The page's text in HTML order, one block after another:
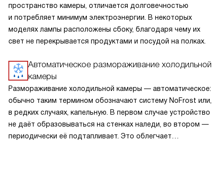
пространство камеры, отличается долговечностью
и потребляет минимум электроэнергии. В некоторых
моделях лампы расположены сбоку, благодаря чему их
свет не перекрывается продуктами и посудой на полках.
Автоматическое размораживание холодильной
камеры
Размораживание холодильной камеры — автоматическое:
обычно таким термином обозначают систему NoFrost или,
в редких случаях, капельную. В первом случае устройство
не даёт образовываться на стенках наледи, во втором —
периодически её подтапливает. Это облегчает